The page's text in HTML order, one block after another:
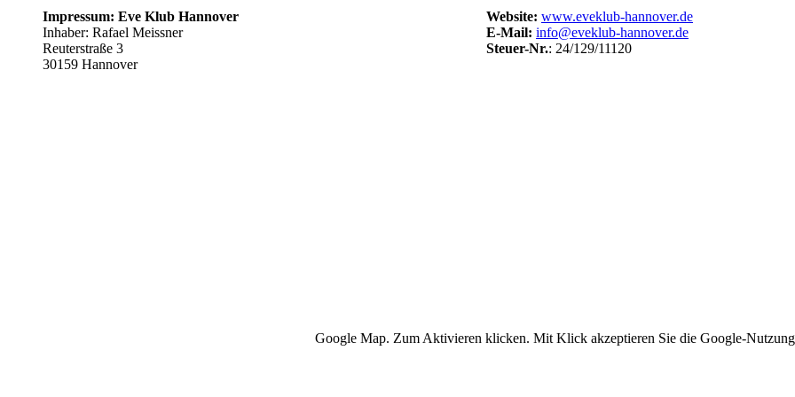
Impressum: Eve Klub Hannover
Inhaber: Rafael Meissner
Reuterstraße 3
30159 Hannover
Website: www.eveklub-hannover.de
E-Mail: info@eveklub-hannover.de
Steuer-Nr.: 24/129/11120
Google Map. Zum Aktivieren klicken. Mit Klick akzeptieren Sie die Google-